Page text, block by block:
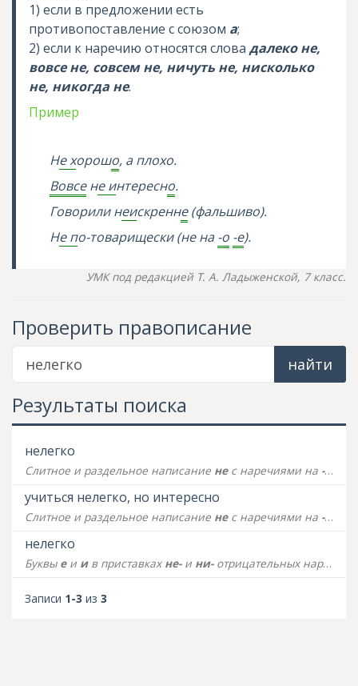
1) если в предложении есть
противопоставление с союзом а;
2) если к наречию относятся слова далеко не,
вовсе не, совсем не, ничуть не, нисколько
не, никогда не.
Пример
Не хорошо, а плохо.
Вовсене интересно.
Говорили неискренне(фальшиво).
Не по-товарищески (не на -о -е).
УМК под редакцией Т. А. Ладыженской, 7 класс.
Проверить правописание
найти
Результаты поиска
нелегко
Слитное и раздельное написание нес наречиями на -о — -е
учиться нелегко, но интересно
Слитное и раздельное написание нес наречиями на -о — -е
нелегко
Буквы еи ив приставках не-и ни-отрицательных наречий
Записи 1-3 из 3